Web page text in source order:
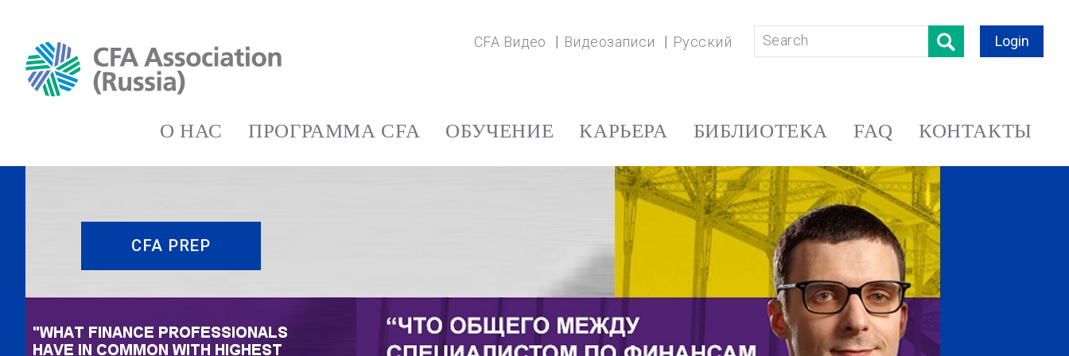
CFA Видео Видеозаписи Русский Login
О НАС ПРОГРАММА CFA ОБУЧЕНИЕ КАРЬЕРА БИБЛИОТЕКА FAQ КОНТАКТЫ
CFA PREP